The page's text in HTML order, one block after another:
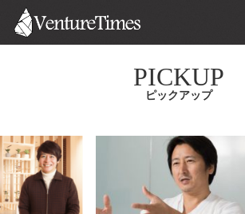
ピックアップ
PICKUP